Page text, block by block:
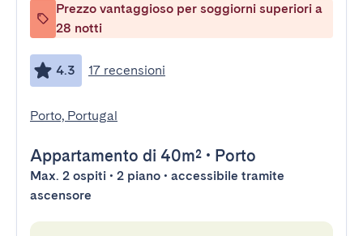
Prezzo vantaggioso per soggiorni superiori a
28 notti
4.3 17 recensioni
Porto, Portugal
Appartamento di 40m² • Porto
Max. 2 ospiti • 2 piano • accessibile tramite
ascensore